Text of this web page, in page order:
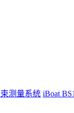
测量系统 iBoat